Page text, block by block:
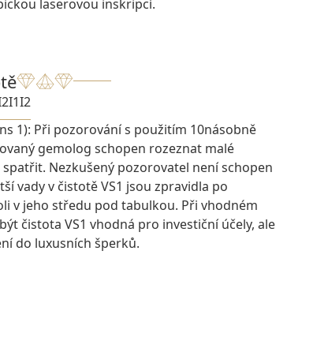
laserovou inskripcí.
I1I2
1): Při pozorování s použitím 10násobně
gemolog schopen rozeznat malé
Nezkušený pozorovatel není schopen
vady v čistotě VS1 jsou zpravidla po
v jeho středu pod tabulkou. Při vhodném
čistota VS1 vhodná pro investiční účely, ale
do luxusních šperků.